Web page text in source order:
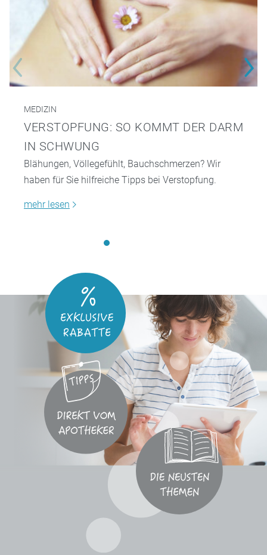
MEDIZIN
VERSTOPFUNG: SO KOMMT DER DARM
IN SCHWUNG
Blähungen, Völlegefühlt, Bauchschmerzen? Wir
haben für Sie hilfreiche Tipps bei Verstopfung.
mehr lesen